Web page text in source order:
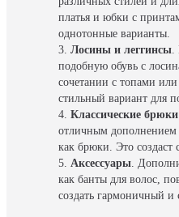
платья и юбки с
однотонные варианты.
Лосины и леггинсы
подобную обувь с
сочетании с топами
стильный вариант для
Классические брюки
отличным дополнением
как брюки. Это создаст
Аксессуары .
как банты для волос,
создать гармоничный и